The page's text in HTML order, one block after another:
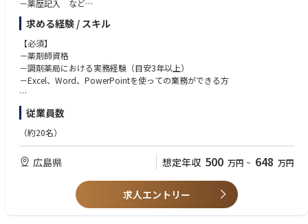
－薬歴記入 など
■CHCPグループについて
病院、調剤薬局、在宅サービス、歯科医院と地域の医療・ヘルスケア機関
をつなぐプラットフォームを構築。
質の高い医療・介護サービスを患者様にお届けしていくため、グループ各
社の強みを生かし、ヘルスケア分野における経営支援から地域医療を繋
ぎ、医療従事者の働き方改善を実現しています。
・CHCPパートナー薬局で働くメリット
①お休みが取りやすい
CHCPファーマシー本部所属の薬剤師の応援体制があり、希望のお休みは
②医療に集中できる環境
採用、労務、薬事、経理、ITなどを本部移管しております。
求める経験 / スキル
【必須】
－薬剤師資格
－調剤薬局における実務経験（目安3年以上）
－Excel、Word、PowerPointを使っての業務ができる方
【歓迎】
－在宅/居宅管理指導経験
－スタッフマネジメント経験（1年以上）
従業員数
（約20名）
広島県 想定年収 500 万円 ~ 648 万円
求人エントリー